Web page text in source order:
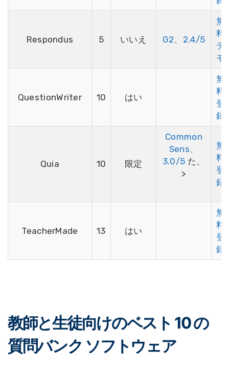
Respondus 5 いいえ G2、2.4/5
無
料
デ
モ
QuestionWriter 10 はい
無
料
登
録
Quia 10 限定
Common
Sens、
3.0/5 た、
>
無
料
登
録
TeacherMade 13 はい
無
料
登
録
教師と生徒向けのベスト 10 の
質問バンク ソフトウェア